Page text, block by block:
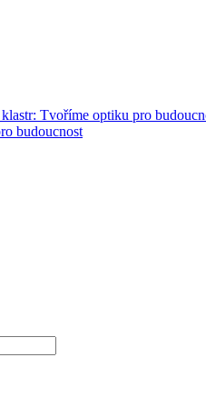
Tvoříme optiku pro
budoucnost